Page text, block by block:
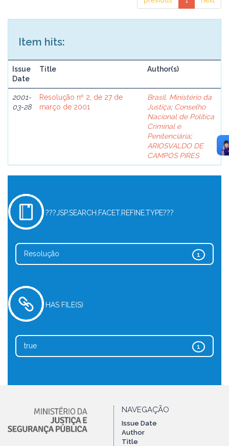
Item hits:
Issue
Date
Title Author(s)
2001-
03-28
Resolução nº 2, de 27 de
março de 2001
Brasil. Ministério da
Justiça; Conselho
Nacional de Política
Criminal e
Penitenciária;
ARIOSVALDO DE
CAMPOS PIRES
???JSP.SEARCH.FACET.REFINE.TYPE???
1
Resolução
HAS FILE(S)
1
true
NAVEGAÇÃO
Issue Date
Author
Title